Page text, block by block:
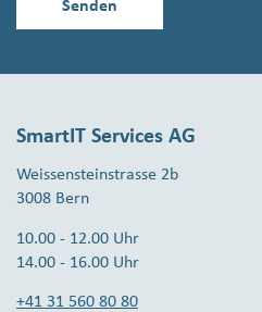
SmartIT Services AG
Weissensteinstrasse 2b
3008 Bern
10.00 - 12.00 Uhr
14.00 - 16.00 Uhr
+41 31 560 80 80